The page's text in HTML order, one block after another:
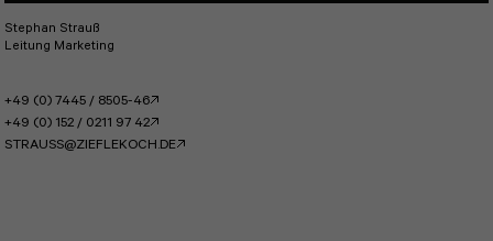
Stephan Strauß
Leitung Marketing
+49 (0) 7445 / 8505-46
+49 (0) 152 / 0211 97 42
STRAUSS@ZIEFLEKOCH.DE